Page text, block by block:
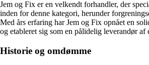
Jem og Fix er en velkendt forhandler, der
inden for denne kategori, herunder
Med års erfaring har Jem og Fix opnået en
og etableret sig som en pålidelig leverandør af
Historie og omdømme